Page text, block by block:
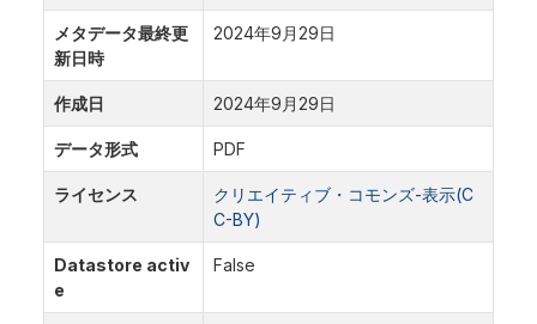
メタデータ最終更
新日時
2024年9月29日
作成日 2024年9月29日
データ形式 PDF
ライセンス
クリエイティブ・コモンズ-表示(C
C-BY)
Datastore activ
e
False